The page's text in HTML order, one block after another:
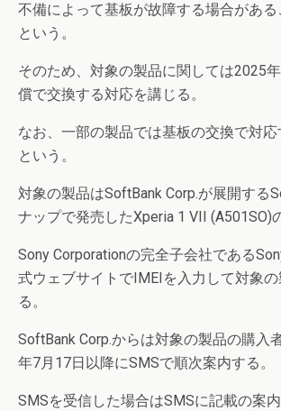
不備によって基板が故障する場合があ
という。
そのため、対象の製品に関しては2025
償で交換する対応を講じる。
なお、一部の製品では基板の交換で対
という。
対象の製品はSoftBank Corp.が展開する
ナップで発売したXperia 1 VII (A501SO)
Sony Corporationの完全子会社である
式ウェブサイトでIMEIを入力して対象
る。
SoftBank Corp.からは対象の製品の購入
年7月17日以降にSMSで順次案内する。
SMSを受信した場合はSMSに記載の案